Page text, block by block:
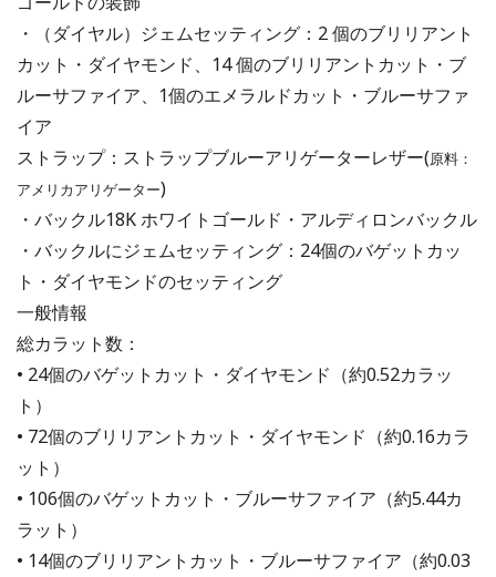
・（ダイヤル）ジェムセッティング：2 個のブリリアント
カット・ダイヤモンド、14 個のブリリアントカット・ブ
ルーサファイア、1個のエメラルドカット・ブルーサファ
イア
ストラップ：ストラップブルーアリゲーターレザー(原料：
アメリカアリゲーター)
・バックル18K ホワイトゴールド・アルディロンバックル
・バックルにジェムセッティング：24個のバゲットカッ
ト・ダイヤモンドのセッティング
一般情報
総カラット数：
• 24個のバゲットカット・ダイヤモンド（約0.52カラッ
ト）
• 72個のブリリアントカット・ダイヤモンド（約0.16カラ
ット）
• 106個のバゲットカット・ブルーサファイア（約5.44カ
ラット）
• 14個のブリリアントカット・ブルーサファイア（約0.03